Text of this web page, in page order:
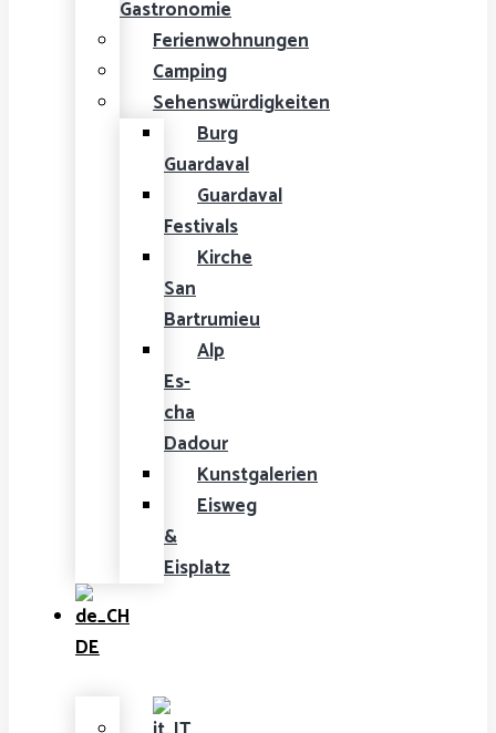
Gastronomie
Ferienwohnungen
Camping
Sehenswürdigkeiten
Burg
Guardaval
Guardaval
Festivals
Kirche
San
Bartrumieu
Alp
Es-
cha
Dadour
Kunstgalerien
Eisweg
&
Eisplatz
DE